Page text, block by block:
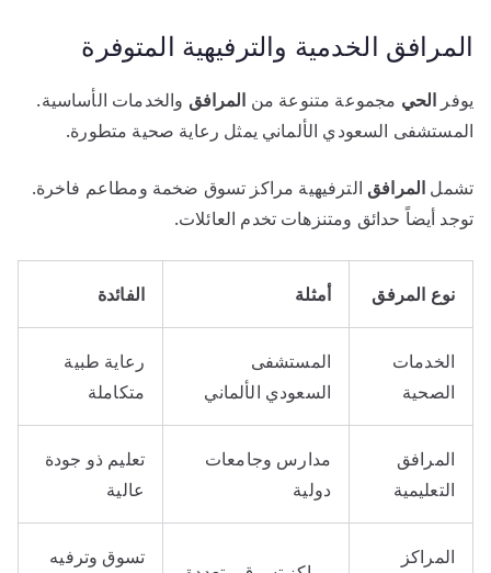
المرافق الخدمية والترفيهية المتوفرة
يوفر الحي مجموعة متنوعة من المرافق والخدمات الأساسية.
المستشفى السعودي الألماني يمثل رعاية صحية متطورة.
تشمل المرافق الترفيهية مراكز تسوق ضخمة ومطاعم فاخرة.
توجد أيضاً حدائق ومتنزهات تخدم العائلات.
نوع المرفق أمثلة الفائدة
الخدمات
الصحية
المستشفى
السعودي الألماني
رعاية طبية
متكاملة
المرافق
التعليمية
مدارس وجامعات
دولية
تعليم ذو جودة
عالية
المراكز تسوق وترفيه